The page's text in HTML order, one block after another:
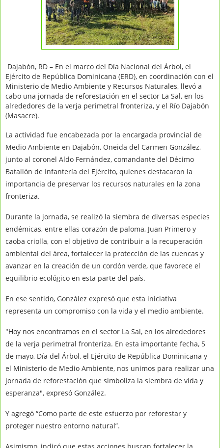
Dajabón, RD – En el marco del Día Nacional del Árbol, el
Ejército de República Dominicana (ERD), en coordinación con el
Ministerio de Medio Ambiente y Recursos Naturales, llevó a
cabo una jornada de reforestación en el sector La Sal, en los
alrededores de la verja perimetral fronteriza, y el Río Dajabón
(Masacre).
La actividad fue encabezada por la encargada provincial de
Medio Ambiente en Dajabón, Oneida del Carmen González,
junto al coronel Aldo Fernández, comandante del Décimo
Batallón de Infantería del Ejército, quienes destacaron la
importancia de preservar los recursos naturales en la zona
fronteriza.
Durante la jornada, se realizó la siembra de diversas especies
endémicas, entre ellas corazón de paloma, Juan Primero y
caoba criolla, con el objetivo de contribuir a la recuperación
ambiental del área, fortalecer la protección de las cuencas y
avanzar en la creación de un cordón verde, que favorece el
equilibrio ecológico en esta parte del país.
En ese sentido, González expresó que esta iniciativa
representa un compromiso con la vida y el medio ambiente.
"Hoy nos encontramos en el sector La Sal, en los alrededores
de la verja perimetral fronteriza. En esta importante fecha, 5
de mayo, Día del Árbol, el Ejército de República Dominicana y
el Ministerio de Medio Ambiente, nos unimos para realizar una
jornada de reforestación que simboliza la siembra de vida y
esperanza", expresó González.
Y agregó “Como parte de este esfuerzo por reforestar y
proteger nuestro entorno natural”.